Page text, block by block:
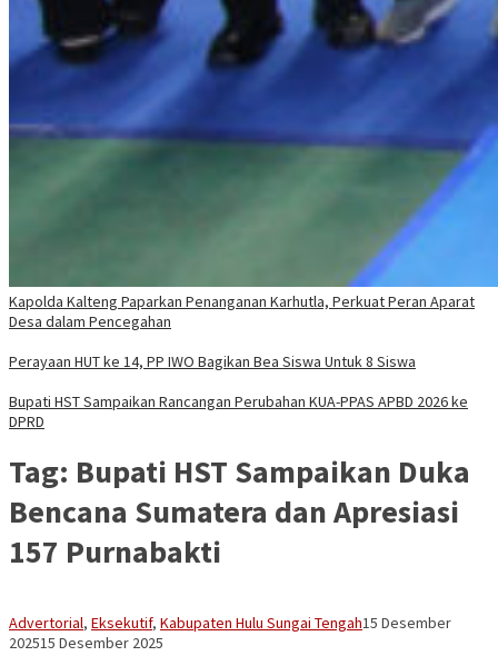
Kapolda Kalteng Paparkan Penanganan Karhutla, Perkuat Peran Aparat
Desa dalam Pencegahan
Perayaan HUT ke 14, PP IWO Bagikan Bea Siswa Untuk 8 Siswa
Bupati HST Sampaikan Rancangan Perubahan KUA-PPAS APBD 2026 ke
DPRD
Tag: Bupati HST Sampaikan Duka
Bencana Sumatera dan Apresiasi
157 Purnabakti
Advertorial, Eksekutif, Kabupaten Hulu Sungai TengahVananta
15 Desember
202515 Desember 2025